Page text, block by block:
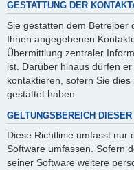
GESTATTUNG DER
Sie gestatten dem Betreiber
Ihnen angegebenen
Übermittlung zentraler
ist. Darüber hinaus dürfen
kontaktieren, sofern Sie
gestattet haben.
GELTUNGSBEREICH
Diese Richtlinie umfasst nur
Software umfassen. Sofern
seiner Software weitere